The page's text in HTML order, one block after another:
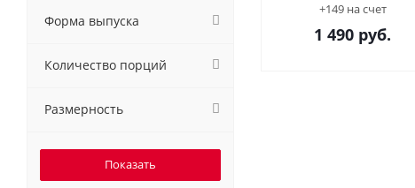
+149 на счет
1 490 руб.
Форма выпуска
Количество порций
Размерность